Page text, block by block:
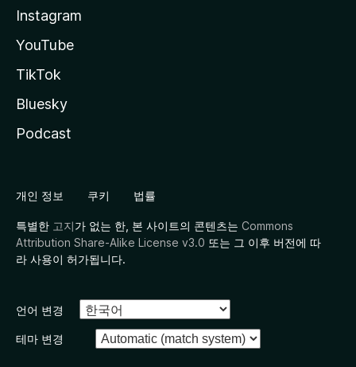
Instagram
YouTube
TikTok
Bluesky
Podcast
개인 정보 쿠키 법률
특별한 고지가 없는 한, 본 사이트의 콘텐츠는 Commons
Attribution Share-Alike License v3.0 또는 그 이후 버전에 따
라 사용이 허가됩니다.
언어 변경
테마 변경